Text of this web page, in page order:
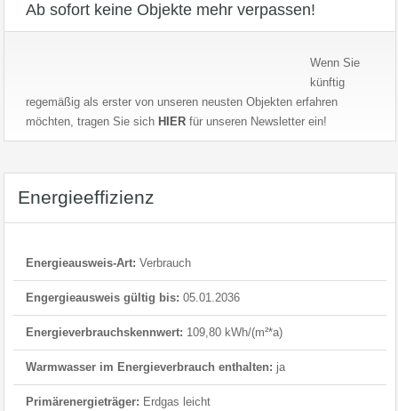
Ab sofort keine Objekte mehr verpassen!
Wenn Sie
künftig
regemäßig als erster von unseren neusten Objekten erfahren
möchten, tragen Sie sich HIER für unseren Newsletter ein!
Energieeffizienz
Energieausweis-Art: Verbrauch
Engergieausweis gültig bis: 05.01.2036
Energieverbrauchskennwert: 109,80 kWh/(m²*a)
Warmwasser im Energieverbrauch enthalten: ja
Primärenergieträger: Erdgas leicht